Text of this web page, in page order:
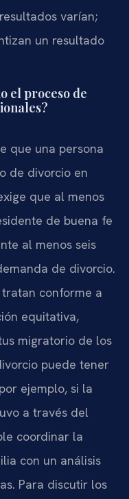
varían;
un resultado
el proceso de
que una persona
de divorcio en
que al menos
de buena fe
al menos seis
de divorcio.
conforme a
equitativa,
migratorio de los
puede tener
ejemplo, si la
a través del
coordinar la
con un análisis
Para discutir los